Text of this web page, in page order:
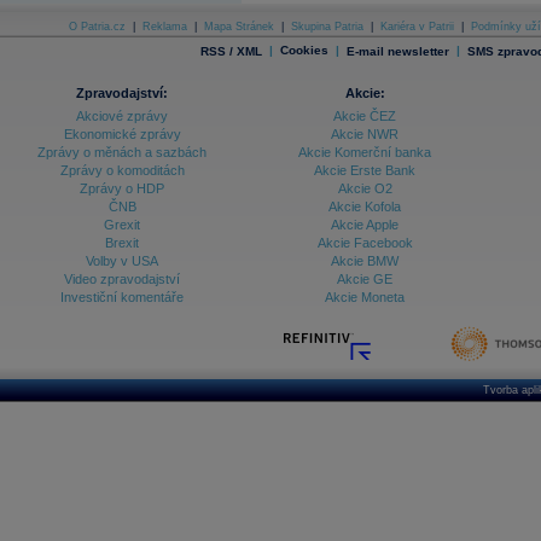
O Patria.cz Reklama Mapa Stránek Skupina Patria Kariéra v Patrii Podmínky
RSS / XML | Cookies | E-mail newsletter | SMS
Zpravodajství:
Akciové zprávy
Ekonomické zprávy
Zprávy o měnách a sazbách
Zprávy o komoditách
Zprávy o HDP
ČNB
Grexit
Brexit
Volby v USA
Video zpravodajství
Investiční komentáře
Akcie:
Akcie ČEZ
Akcie NWR
Akcie Komerční banka
Akcie Erste Bank
Akcie O2
Akcie Kofola
Akcie Apple
Akcie Facebook
Akcie BMW
Akcie GE
Akcie Moneta
Tvorba